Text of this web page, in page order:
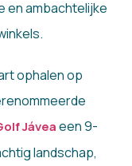
en ambachtelijke
ophalen op
Jáveaeen 9-
landschap,